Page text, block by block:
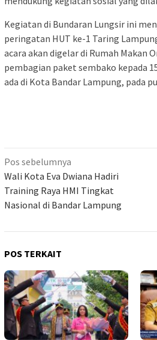
Kegiatan di Bundaran Lungsir ini
peringatan HUT ke-1 Taring
acara akan digelar di Rumah Makan
pembagian paket sembako kepada
ada di Kota Bandar Lampung, pada
Navigasi
pos
Pos sebelumnya
Wali Kota Eva Dwiana Hadiri
Training Raya HMI Tingkat
Nasional di Bandar Lampung
POS TERKAIT